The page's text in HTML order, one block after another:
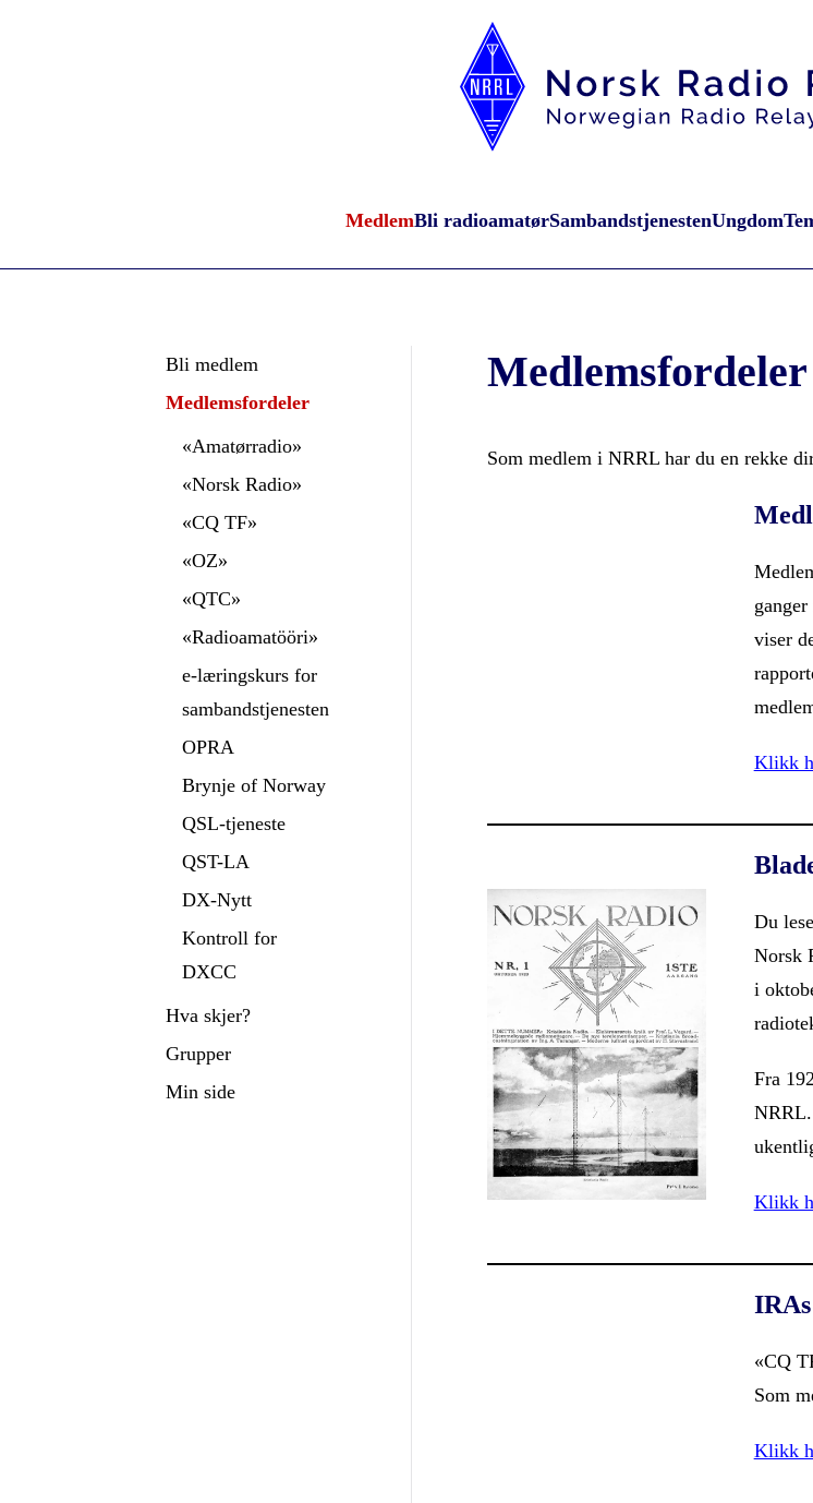
MedlemBli radioamatørSambandstjenestenUngdom
Medlemsfordeler
Som medlem i NRRL har du en rekke
viser
Klikk
Du
Norsk
i
Fra
Klikk
«CQ
Som
Klikk
Bli medlem
Medlemsfordeler
«Amatørradio»
«Norsk Radio»
«CQ TF»
«OZ»
«QTC»
«Radioamatööri»
e-læringskurs for
sambandstjenesten
OPRA
Brynje of Norway
QSL-tjeneste
QST-LA
DX-Nytt
Kontroll for
DXCC
Hva skjer?
Grupper
Min side